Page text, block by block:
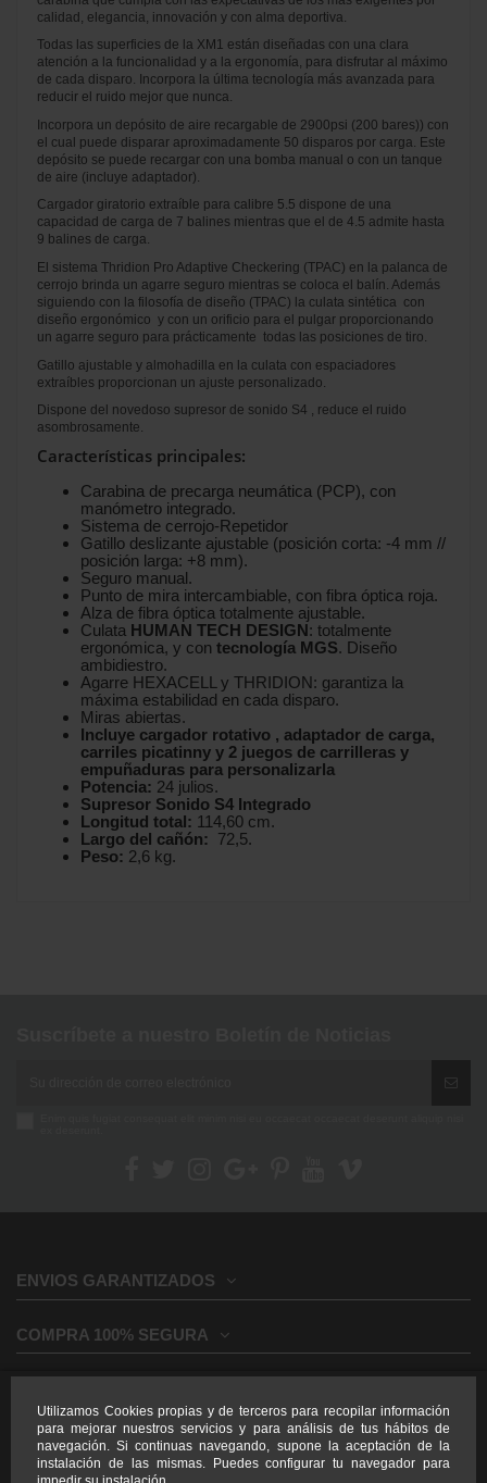
Utilizamos Cookies propias y de terceros para recopilar información
para mejorar nuestros servicios y para análisis de tus hábitos de
navegación. Si continuas navegando, supone la aceptación de la
instalación de las mismas. Puedes configurar tu navegador para
calidad, elegancia, innovación y con alma deportiva.
Todas las superficies de la XM1 están diseñadas con una clara
atención a la funcionalidad y a la ergonomía, para disfrutar al máximo
de cada disparo. Incorpora la última tecnología más avanzada para
reducir el ruido mejor que nunca.
Incorpora un depósito de aire recargable de 2900psi (200 bares)) con
el cual puede disparar aproximadamente 50 disparos por carga. Este
depósito se puede recargar con una bomba manual o con un tanque
de aire (incluye adaptador).
Cargador giratorio extraíble para calibre 5.5 dispone de una
capacidad de carga de 7 balines mientras que el de 4.5 admite hasta
9 balines de carga.
El sistema Thridion Pro Adaptive Checkering (TPAC) en la palanca de
cerrojo brinda un agarre seguro mientras se coloca el balín. Además
siguiendo con la filosofía de diseño (TPAC) la culata sintética con
diseño ergonómico y con un orificio para el pulgar proporcionando
un agarre seguro para prácticamente todas las posiciones de tiro.
Gatillo ajustable y almohadilla en la culata con espaciadores
extraíbles proporcionan un ajuste personalizado.
Dispone del novedoso supresor de sonido S4 , reduce el ruido
asombrosamente.
Características principales:
Carabina de precarga neumática (PCP), con
manómetro integrado.
Sistema de cerrojo-Repetidor
Gatillo deslizante ajustable (posición corta: -4 mm //
posición larga: +8 mm).
Seguro manual.
Punto de mira intercambiable, con fibra óptica roja.
Alza de fibra óptica totalmente ajustable.
Culata HUMAN TECH DESIGN: totalmente
ergonómica, y con tecnología MGS. Diseño
ambidiestro.
Agarre HEXACELL y THRIDION: garantiza la
máxima estabilidad en cada disparo.
Miras abiertas.
Incluye cargador rotativo , adaptador de carga,
carriles picatinny y 2 juegos de carrilleras y
empuñaduras para personalizarla
Potencia: 24 julios.
Supresor Sonido S4 Integrado
Longitud total: 114,60 cm.
Largo del cañón: 72,5.
Peso: 2,6 kg.
ENVIOS GARANTIZADOS
COMPRA 100% SEGURA
INFORMACION LEGAL